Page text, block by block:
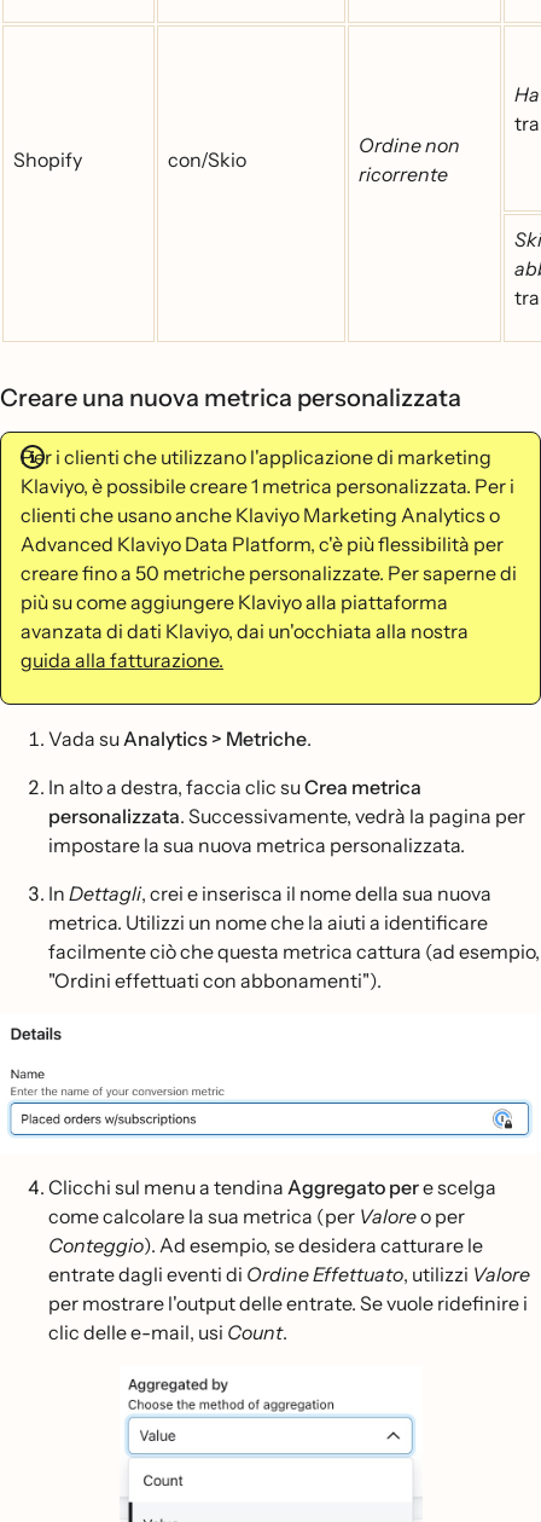
Shopify con/Skio
Ordine non
ricorrente
Creare una nuova metrica personalizzata
Per i clienti che utilizzano l'applicazione di marketing
Klaviyo, è possibile creare 1 metrica personalizzata. Per i
clienti che usano anche Klaviyo Marketing Analytics o
Advanced Klaviyo Data Platform, c'è più flessibilità per
creare fino a 50 metriche personalizzate. Per saperne di
più su come aggiungere Klaviyo alla piattaforma
avanzata di dati Klaviyo, dai un'occhiata alla nostra
guida alla fatturazione.
Vada suAnalytics > Metriche.
In alto a destra, faccia clic suCrea metrica
personalizzata. Successivamente, vedrà la pagina per
impostare la sua nuova metrica personalizzata.
In Dettagli, crei e inserisca il nome della sua nuova
metrica. Utilizzi un nome che la aiuti a identificare
facilmente ciò che questa metrica cattura (ad esempio,
"Ordini effettuati con abbonamenti").
Clicchi sul menu a tendina Aggregato pere scelga
come calcolare la sua metrica (per Valoreo per
Conteggio). Ad esempio, se desidera catturare le
entrate dagli eventi di Ordine Effettuato, utilizzi Valore
per mostrare l'output delle entrate. Se vuole ridefinire i
clic delle e-mail, usi Count.